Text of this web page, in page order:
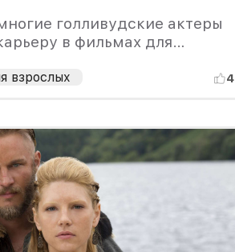
голливудские актеры
в фильмах для
а кто-то
взрослых 4